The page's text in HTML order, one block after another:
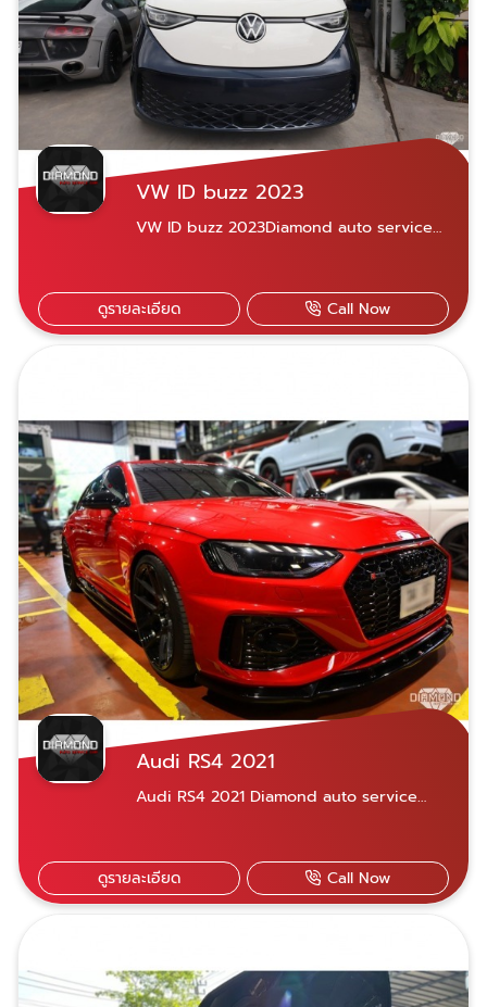
VW ID buzz 2023
VW ID buzz 2023Diamond auto service
วงจร เครื่องมือซ่อมที่ได้มาตรฐาน มีเครื่อง
คอมพิวเตอร์ตรวจเช็คเฉพาะรุ่น บริการอะไหล่แท้-
OEM และรับประกันการซ่อม 1ปี ไม่จำกัดระยะทาง
ห้วยขวาง กรุงเทพฯ 10310 Diamond Auto
Service Car สาขาพระราม 9 สาขานวมินทร์ ​
เลขที่ 69/585 หมู่ 10 ซอยนวมินทร์ 153 แขวง
คลองกุ่ม เขตบึงกุ่ม กรุงเทพฯ 10230 081-
928-0944 คุณชัชชัย 081-618-5525 คุณอม
ฤทธิ์ ​081-822-3536 คุณพรทวี สามารถแอด
ไลน์ผ่านเบอร์โทรทั้ง 3 ได้เลย
ดูรายละเอียด Call Now
Audi RS4 2021
Audi RS4 2021 Diamond auto service
วงจร เครื่องมือซ่อมที่ได้มาตรฐาน มีเครื่อง
คอมพิวเตอร์ตรวจเช็คเฉพาะรุ่น บริการอะไหล่แท้-
OEM และรับประกันการซ่อม 1ปี ไม่จำกัดระยะทาง
9 เลขที่ 21 ซอยศูนย์วิจัย 14 แขวงบางกะปิ เขต
ห้วยขวาง กรุงเทพฯ 10310 Diamond Auto
ดูรายละเอียด Call Now